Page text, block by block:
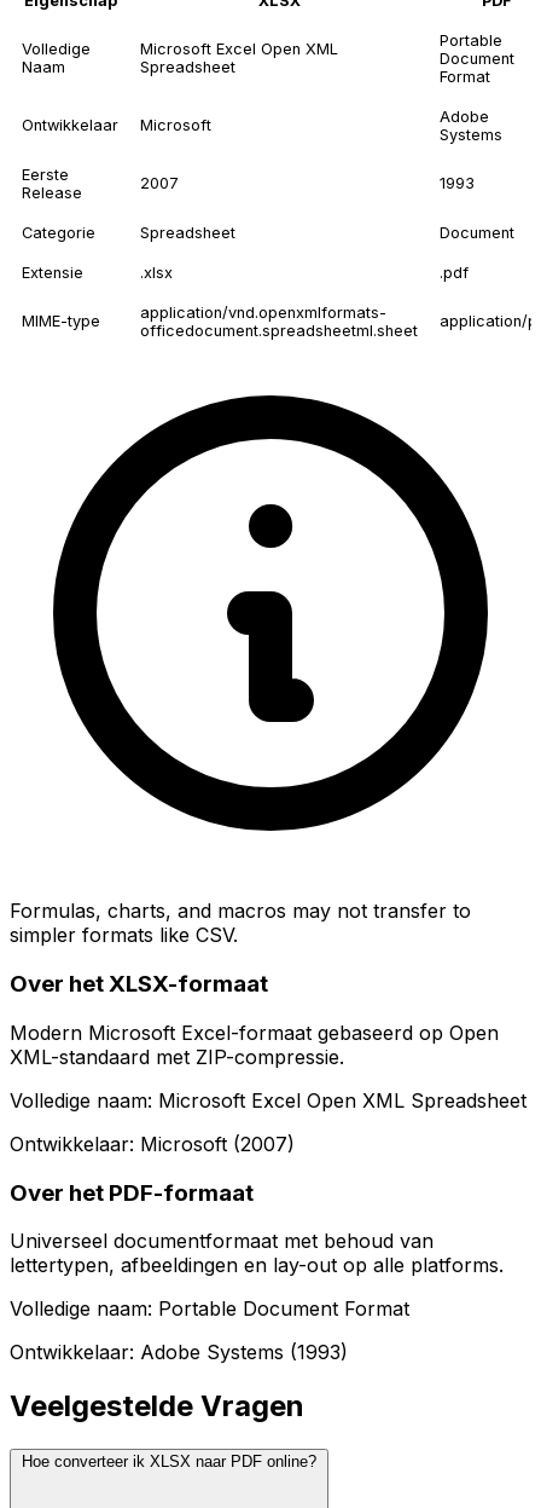
Volledige
Naam
Microsoft Excel Open XML
Spreadsheet
Portable
Document
Format
Ontwikkelaar Microsoft
Adobe
Systems
Eerste
Release
2007 1993
Categorie Spreadsheet Document
Extensie .xlsx .pdf
MIME-type
application/vnd.openxmlformats-
officedocument.spreadsheetml.sheet
application/
Formulas, charts, and macros may not transfer to
simpler formats like CSV.
Over het XLSX-formaat
Modern Microsoft Excel-formaat gebaseerd op Open
XML-standaard met ZIP-compressie.
Volledige naam: Microsoft Excel Open XML Spreadsheet
Ontwikkelaar: Microsoft (2007)
Over het PDF-formaat
Universeel documentformaat met behoud van
lettertypen, afbeeldingen en lay-out op alle platforms.
Volledige naam: Portable Document Format
Ontwikkelaar: Adobe Systems (1993)
Veelgestelde Vragen
Hoe converteer ik XLSX naar PDF online?